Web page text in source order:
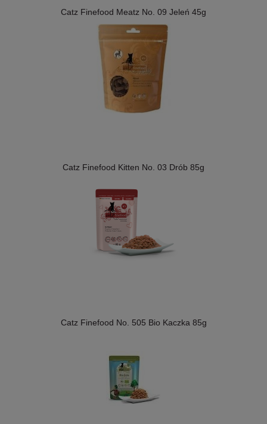
Catz Finefood Meatz No. 09 Jeleń 45g
Catz Finefood Kitten No. 03 Drób 85g
Catz Finefood No. 505 Bio Kaczka 85g